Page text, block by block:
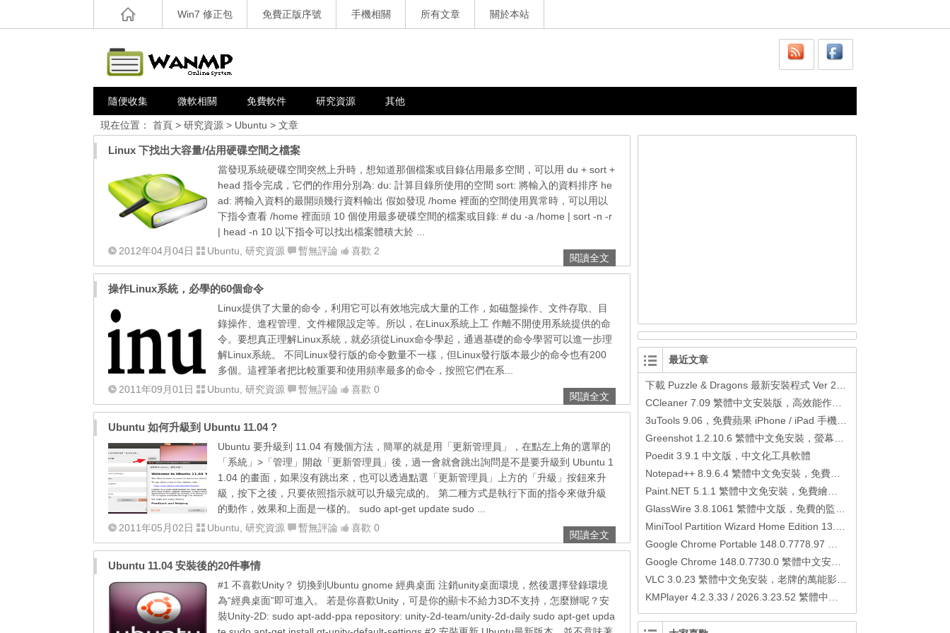
Win7 修正包 免費正版序號 手機相關 所有文章 關於本站
隨便收集 微軟相關 免費軟件 研究資源 其他
現在位置： 首頁 > 研究資源 > Ubuntu > 文章
Linux 下找出大容量/佔用硬碟空間之檔案
當發現系統硬碟空間突然上升時，想知道那個檔案或目錄佔用最多空間，可以用 du + sort +
head 指令完成，它們的作用分別為: du: 計算目錄所使用的空間 sort: 將輸入的資料排序 he
ad: 將輸入資料的最開頭幾行資料輸出 假如發現 /home 裡面的空間使用異常時，可以用以
下指令查看 /home 裡面頭 10 個使用最多硬碟空間的檔案或目錄: # du -a /home | sort -n -r
| head -n 10 以下指令可以找出檔案體積大於 ...
2012年04月04日
Ubuntu 研究資源 暫無評論 喜歡 2
閱讀全文
操作Linux系統，必學的60個命令
Linux提供了大量的命令，利用它可以有效地完成大量的工作，如磁盤操作、文件存取、目
錄操作、進程管理、文件權限設定等。所以，在Linux系統上工 作離不開使用系統提供的命
令。要想真正理解Linux系統，就必須從Linux命令學起，通過基礎的命令學習可以進一步理
解Linux系統。 不同Linux發行版的命令數量不一樣，但Linux發行版本最少的命令也有200
多個。這裡筆者把比較重要和使用頻率最多的命令，按照它們在系...
2011年09月01日
Ubuntu 研究資源 暫無評論 喜歡 0
閱讀全文
Ubuntu 如何升級到 Ubuntu 11.04 ?
Ubuntu 要升級到 11.04 有幾個方法，簡單的就是用「更新管理員」，在點左上角的選單的
「系統」>「管理」開啟「更新管理員」後，過一會就會跳出詢問是不是要升級到 Ubuntu 1
1.04 的畫面，如果沒有跳出來，也可以透過點選「更新管理員」上方的「升級」按鈕來升
級，按下之後，只要依照指示就可以升級完成的。 第二種方式是執行下面的指令來做升級
的動作，效果和上面是一樣的。 sudo apt-get update sudo ...
2011年05月02日
Ubuntu 研究資源 暫無評論 喜歡 0
閱讀全文
Ubuntu 11.04 安裝後的20件事情
#1 不喜歡Unity？ 切換到Ubuntu gnome 經典桌面 注銷unity桌面環境，然後選擇登錄環境
為“經典桌面”即可進入。 若是你喜歡Unity，可是你的顯卡不給力3D不支持，怎麼辦呢？安
裝Unity-2D: sudo apt-add-ppa repository: unity-2d-team/unity-2d-daily sudo apt-get upda
最近文章
Poedit 3.9.1 中文版，中文化工具軟體